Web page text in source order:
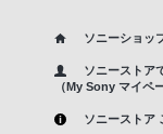
ソニーショッ
ソニーストア
（My Sony マイペ
ソニーストア